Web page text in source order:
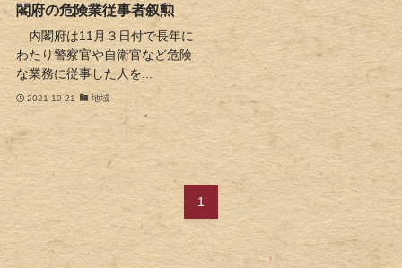
閣府の危険業従事者叙勲
内閣府は11月３日付で長年に
わたり警察官や自衛官など危険
な業務に従事した人を...
2021-10-21 地域
1